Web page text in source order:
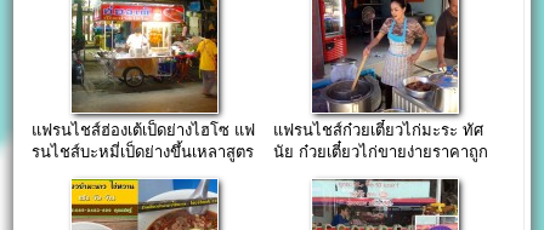
แฟรนไชส์ฮ่องเต้เป็ดย่างไฮโซ แฟ
รนไชส์บะหมี่เป็ดย่างขึ้นเหลาสูตร
แฟรนไชส์ก๋วยเตี๋ยวไก่มะระ ทัศ
นัย ก๋วยเตี๋ยวไก่ขายง่ายราคาถูก